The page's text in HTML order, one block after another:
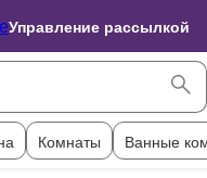
Управление рассылкой
Комнаты Ванные